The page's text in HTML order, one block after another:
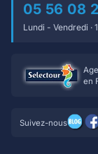
05 56 08
Lundi - Vendredi ·
en
Suivez-nous